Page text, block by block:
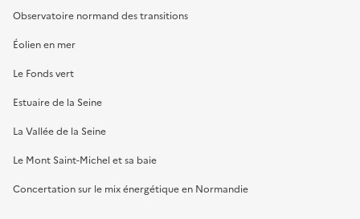
Observatoire normand des transitions
Éolien en mer
Le Fonds vert
Estuaire de la Seine
La Vallée de la Seine
Le Mont Saint-Michel et sa baie
Concertation sur le mix énergétique en Normandie